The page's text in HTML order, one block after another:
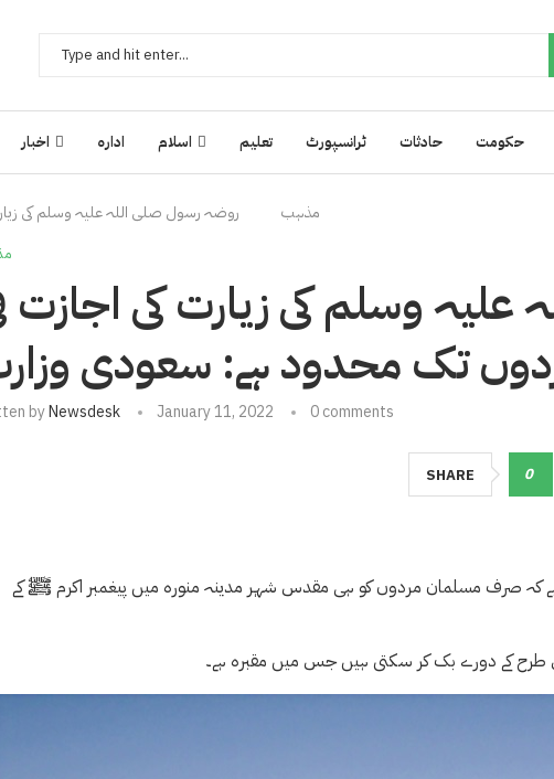
اخبار ادارہ اسلام تعلیم ٹرانسپورٹ حادثات حکومت
مذہب روضہ رسول صلی اللہ علیہ وسلم کی
وسلم کی زیارت کی اجازت
تک محدود ہے: سعودی
byNewsdesk January 11, 2022 0 comments
SHARE 0
ہے کہ صرف مسلمان مردوں کو ہی مقدس شہر مدینہ منورہ میں پیغمبر اکرم ﷺ کے
طرح کے دورے بک کر سکتی ہیں جس میں مقبرہ ہے۔